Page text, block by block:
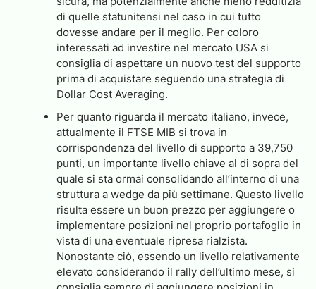
di quelle statunitensi nel caso in cui tutto
dovesse andare per il meglio. Per coloro
interessati ad investire nel mercato USA si
consiglia di aspettare un nuovo test del supporto
prima di acquistare seguendo una strategia di
Dollar Cost Averaging.
Per quanto riguarda il mercato italiano, invece,
attualmente il FTSE MIB si trova in
corrispondenza del livello di supporto a 39,750
punti, un importante livello chiave al di sopra del
quale si sta ormai consolidando all’interno di una
struttura a wedge da più settimane. Questo livello
risulta essere un buon prezzo per aggiungere o
implementare posizioni nel proprio portafoglio in
vista di una eventuale ripresa rialzista.
Nonostante ciò, essendo un livello relativamente
elevato considerando il rally dell’ultimo mese, si